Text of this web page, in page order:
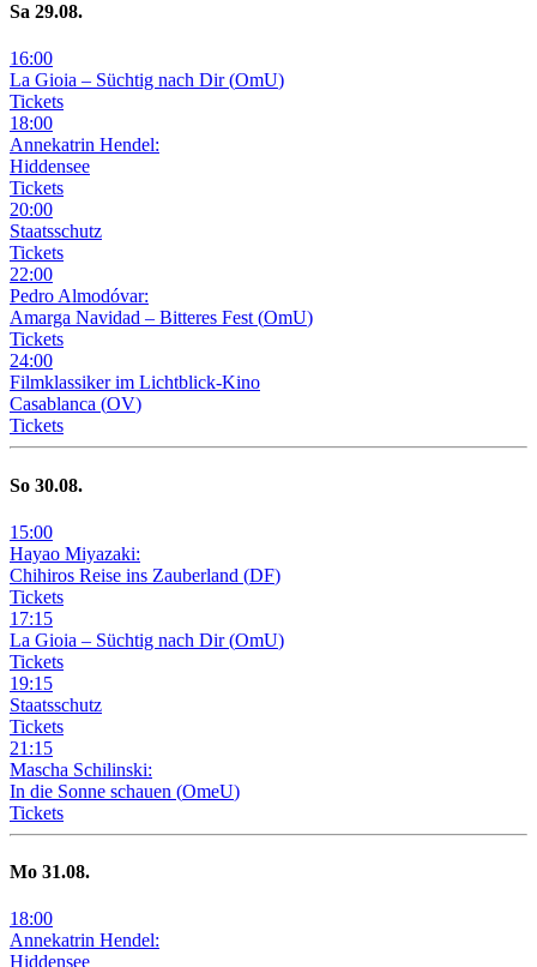
Sa 29.08.
16:00
La Gioia – Süchtig nach Dir (OmU)
Tickets
18:00
Annekatrin Hendel:
Hiddensee
Tickets
20:00
Staatsschutz
Tickets
22:00
Pedro Almodóvar:
Amarga Navidad – Bitteres Fest (OmU)
Tickets
24:00
Filmklassiker im Lichtblick-Kino
Casablanca (OV)
Tickets
So 30.08.
15:00
Hayao Miyazaki:
Chihiros Reise ins Zauberland (DF)
Tickets
17:15
La Gioia – Süchtig nach Dir (OmU)
Tickets
19:15
Staatsschutz
Tickets
21 :15
Mascha Schilinski:
In die Sonne schauen (OmeU)
Tickets
Mo 31.08.
18:00
Annekatrin Hendel:
Hiddensee